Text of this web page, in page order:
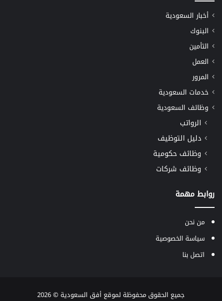
أخبار السعودية
البنوك
التأمين
العمل
المرور
خدمات السعودية
وظائف السعودية
الرواتب
دليل التوظيف
وظائف حكومية
وظائف شركات
روابط مهمة
من نحن
سياسة الخصوصية
اتصل بنا
جميع الحقوق محفوظة لموقع أفق السعودية © 2026